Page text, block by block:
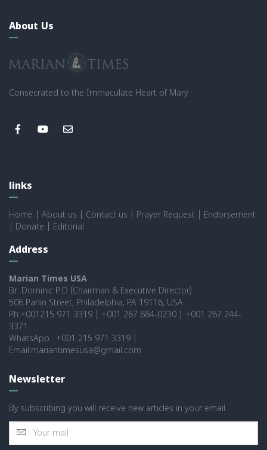
About Us
Consecrated to the Immaculate Heart of Mary
links
Home About us Contact us Prayer Request
Endorsement
Donate Editorial
Address
Marian Times USA
Br. Dominic P.D (Chairman & Executive Director)
506 Parlin Street, Philadelphia, PA 19116, USA
Ph:+001215 971 3319 | +001 267 684-0230 | +001 267 244-
3371
WhatsApp : +001 215 971 3319 |
Email:mariantimesusa@gmail.com
Newsletter
By subscribing you will receive new articles in your email.